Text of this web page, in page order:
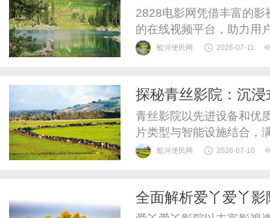
2828电影网凭借丰富的
的在线视频平台，助力用
蛟河便民网 2026-07-11
探秘青丝影院：沉
青丝影院以先进设备和优
片类型与智能设施结合，
蛟河便民网 2026-07-10
全面解析爱丫爱丫